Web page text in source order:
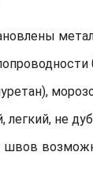
легкий, не